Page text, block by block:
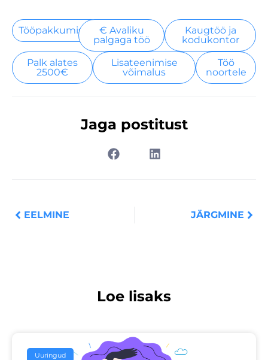
Tööpakkumised
€ Avaliku
palgaga töö
Kaugtöö ja
kodukontor
Palk alates
2500€
Lisateenimise
võimalus
Töö
noortele
Jaga postitust
EELMINE JÄRGMINE
Loe lisaks
Uuringud